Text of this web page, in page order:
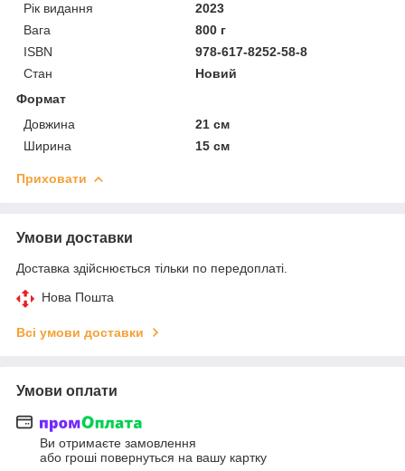
Рік видання
2023
Вага
800 г
ISBN
978-617-8252-58-8
Стан
Новий
Формат
Довжина
21 см
Ширина
15 см
Приховати
Умови доставки
Доставка здійснюється тільки по передоплаті.
Нова Пошта
Всі умови доставки
Умови оплати
Ви отримаєте замовлення
або гроші повернуться на вашу картку